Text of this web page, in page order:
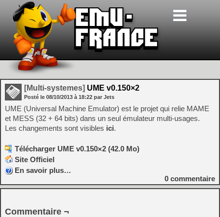
[Multi-systemes] UME v0.150×2
Posté le 08/10/2013 à 18:22 par Jets
UME (Universal Machine Emulator) est le projet qui relie MAME
et MESS (32 + 64 bits) dans un seul émulateur multi-usages.
Les changements sont visibles ici.
Télécharger UME v0.150×2 (42.0 Mo)
Site Officiel
En savoir plus…
0 commentaire
Commentaire ¬